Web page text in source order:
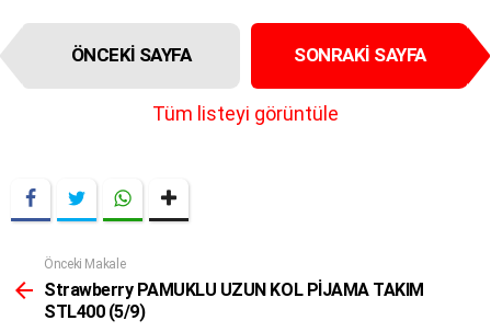
I
e
g
i
ÖNCEKI SAYFA SONRAKI SAYFA
Tüm listeyi görüntüle
Daha
Fazla
Önceki Makale
Strawberry PAMUKLU UZUN KOL PİJAMA TAKIM
STL400 (5/9)